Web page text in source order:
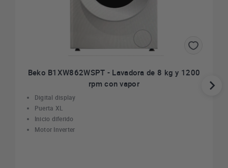
Beko B1XW862WSPT - Lavadora de 8 kg y 1200
rpm con vapor
Digital display
Puerta XL
Inicio diferido
Motor Inverter